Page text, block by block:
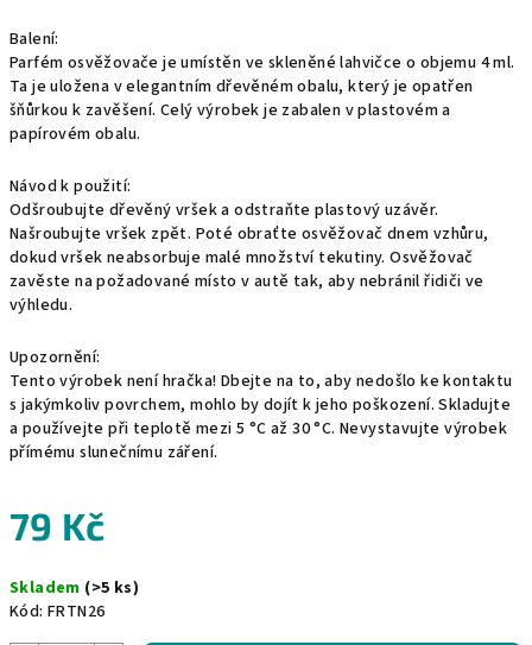
Balení:
Parfém osvěžovače je umístěn ve skleněné lahvičce o objemu 4 ml.
Ta je uložena v elegantním dřevěném obalu, který je opatřen
šňůrkou k zavěšení. Celý výrobek je zabalen v plastovém a
papírovém obalu.
Návod k použití:
Odšroubujte dřevěný vršek a odstraňte plastový uzávěr.
Našroubujte vršek zpět. Poté obraťte osvěžovač dnem vzhůru,
dokud vršek neabsorbuje malé množství tekutiny. Osvěžovač
zavěste na požadované místo v autě tak, aby nebránil řidiči ve
výhledu.
Upozornění:
Tento výrobek není hračka! Dbejte na to, aby nedošlo ke kontaktu
s jakýmkoliv povrchem, mohlo by dojít k jeho poškození. Skladujte
a používejte při teplotě mezi 5 °C až 30 °C. Nevystavujte výrobek
přímému slunečnímu záření.
79 Kč
cena:
Skladem (>5 ks)
Kód: FRTN26